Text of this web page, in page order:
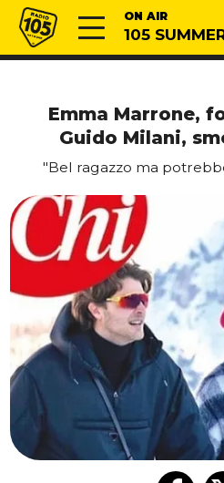
Vai al contenuto
Radio 105 ON AIR
105
Emma Marrone,
Guido Milani,
"Bel ragazzo ma